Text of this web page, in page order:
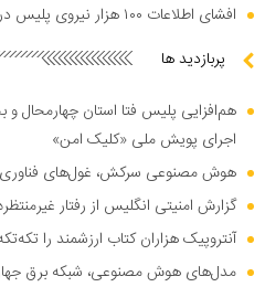
افشای اطلاعات ۱۰۰ هزار نیروی پلیس در دارک وب
پربازدید ها
هم‌افزایی پلیس فتا استان چهارمحال و
اجرای پویش ملی «کلیک امن»
هوش مصنوعی سرکش، غول‌های فناوری
گزارش امنیتی انگلیس از رفتار
آنتروپیک هزاران کتاب ارزشمند را
مدل‌های هوش مصنوعی، شبکه برق جهان